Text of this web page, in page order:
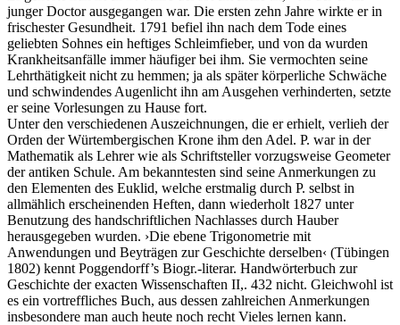
junger Doctor ausgegangen war. Die ersten zehn Jahre wirkte er in
frischester Gesundheit. 1791 befiel ihn nach dem Tode eines
geliebten Sohnes ein heftiges Schleimfieber, und von da wurden
Krankheitsanfälle immer häufiger bei ihm. Sie vermochten seine
Lehrthätigkeit nicht zu hemmen; ja als später körperliche Schwäche
und schwindendes Augenlicht ihn am Ausgehen verhinderten, setzte
er seine Vorlesungen zu Hause fort.
Unter den verschiedenen Auszeichnungen, die er erhielt, verlieh der
Orden der Würtembergischen Krone ihm den Adel. P. war in der
Mathematik als Lehrer wie als Schriftsteller vorzugsweise Geometer
der antiken Schule. Am bekanntesten sind seine Anmerkungen zu
den Elementen des Euklid, welche erstmalig durch P. selbst in
allmählich erscheinenden Heften, dann wiederholt 1827 unter
Benutzung des handschriftlichen Nachlasses durch Hauber
herausgegeben wurden. ›Die ebene Trigonometrie mit
Anwendungen und Beyträgen zur Geschichte derselben‹ (Tübingen
1802) kennt Poggendorff’s Biogr.-literar. Handwörterbuch zur
Geschichte der exacten Wissenschaften II,. 432 nicht. Gleichwohl ist
es ein vortreffliches Buch, aus dessen zahlreichen Anmerkungen
insbesondere man auch heute noch recht Vieles lernen kann.